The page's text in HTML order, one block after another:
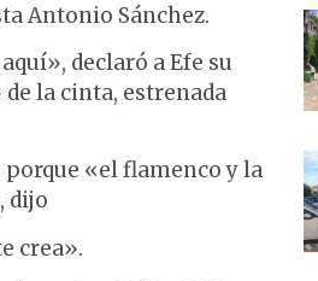
Antonio Sánchez.
declaró a Efe su
la cinta, estrenada
«el flamenco y la
dijo
crea».